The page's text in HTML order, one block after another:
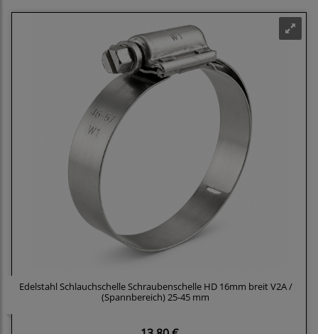
Edelstahl Schlauchschelle Schraubenschelle HD 16mm breit V2A /
(Spannbereich) 25-45 mm